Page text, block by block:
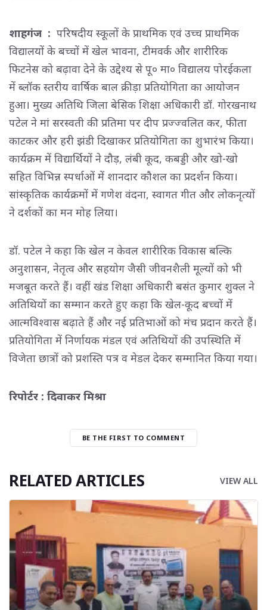
शाहगंज : परिषदीय स्कूलों के प्राथमिक एवं उच्च प्राथमिक
विद्यालयों के बच्चों में खेल भावना, टीमवर्क और शारीरिक
फिटनेस को बढ़ावा देने के उद्देश्य से पू० मा० विद्यालय पोरईकला
में ब्लॉक स्तरीय वार्षिक बाल क्रीड़ा प्रतियोगिता का आयोजन
हुआ। मुख्य अतिथि जिला बेसिक शिक्षा अधिकारी डॉ. गोरखनाथ
पटेल ने मां सरस्वती की प्रतिमा पर दीप प्रज्ज्वलित कर, फीता
काटकर और हरी झंडी दिखाकर प्रतियोगिता का शुभारंभ किया।
कार्यक्रम में विद्यार्थियों ने दौड़, लंबी कूद, कबड्डी और खो-खो
सहित विभिन्न स्पर्धाओं में शानदार कौशल का प्रदर्शन किया।
सांस्कृतिक कार्यक्रमों में गणेश वंदना, स्वागत गीत और लोकनृत्यों
ने दर्शकों का मन मोह लिया।
डॉ. पटेल ने कहा कि खेल न केवल शारीरिक विकास बल्कि
अनुशासन, नेतृत्व और सहयोग जैसी जीवनशैली मूल्यों को भी
मजबूत करते हैं। वहीं खंड शिक्षा अधिकारी बसंत कुमार शुक्ल ने
अतिथियों का सम्मान करते हुए कहा कि खेल-कूद बच्चों में
आत्मविश्वास बढ़ाते हैं और नई प्रतिभाओं को मंच प्रदान करते हैं।
प्रतियोगिता में निर्णायक मंडल एवं अतिथियों की उपस्थिति में
विजेता छात्रों को प्रशस्ति पत्र व मेडल देकर सम्मानित किया गया।
रिपोर्टर : दिवाकर मिश्रा
BE THE FIRST TO COMMENT
RELATED ARTICLES VIEW ALL